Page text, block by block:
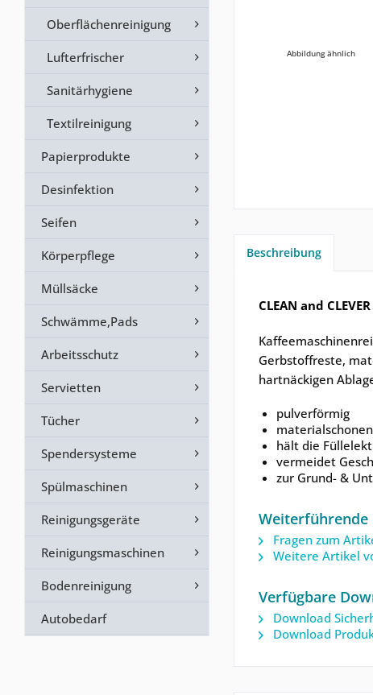
Oberflächenreinigung
Lufterfrischer
Sanitärhygiene
Textilreinigung
Papierprodukte
Desinfektion
Seifen
Körperpflege
Müllsäcke
Schwämme,Pads
Arbeitsschutz
Servietten
Tücher
Spendersysteme
Spülmaschinen
Reinigungsgeräte
Reinigungsmaschinen
Bodenreinigung
Autobedarf
Abbildung ähnlich
Beschreibung
CLEAN and
Gerbstoffreste,
hartnäckigen
pulverförmig
hält die
vermeidet
zur Grund- &
Weiterführende
Fragen zum
Weitere Artikel
Verfügbare
Download
Download